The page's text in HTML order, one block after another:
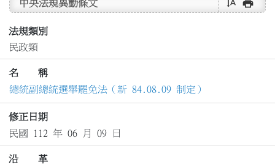
中央法規異動條文 text_rotate_vertical print
法規類別
民政類
名 稱
總統副總統選舉罷免法（新 84.08.09 制定）
修正日期
民國 112 年 06 月 09 日
沿 革